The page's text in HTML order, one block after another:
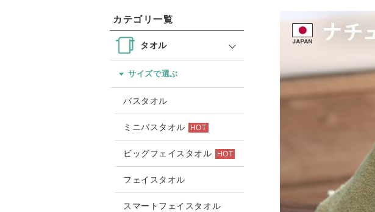
カテゴリ一覧
タオル
サイズで選ぶ
バスタオル
ミニバスタオル HOT
ビッグフェイスタオル HOT
フェイスタオル
スマートフェイスタオル